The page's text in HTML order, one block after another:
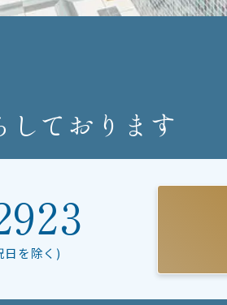
しております
日を除く)